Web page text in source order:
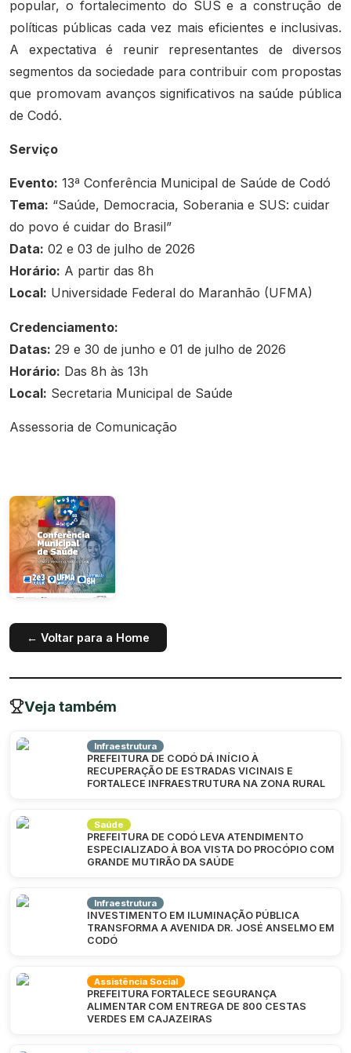
popular, o fortalecimento do SUS e a construção de
políticas públicas cada vez mais eficientes e inclusivas.
A expectativa é reunir representantes de diversos
segmentos da sociedade para contribuir com propostas
que promovam avanços significativos na saúde pública
de Codó.
Serviço
Evento: 13ª Conferência Municipal de Saúde de Codó
Tema: “Saúde, Democracia, Soberania e SUS: cuidar
do povo é cuidar do Brasil”
Data: 02 e 03 de julho de 2026
Horário: A partir das 8h
Local: Universidade Federal do Maranhão (UFMA)
Credenciamento:
Datas: 29 e 30 de junho e 01 de julho de 2026
Horário: Das 8h às 13h
Local: Secretaria Municipal de Saúde
Assessoria de Comunicação
← Voltar para a Home
Veja também
Infraestrutura
PREFEITURA DE CODÓ DÁ INÍCIO À
RECUPERAÇÃO DE ESTRADAS VICINAIS E
FORTALECE INFRAESTRUTURA NA ZONA RURAL
Saúde
PREFEITURA DE CODÓ LEVA ATENDIMENTO
ESPECIALIZADO À BOA VISTA DO PROCÓPIO COM
GRANDE MUTIRÃO DA SAÚDE
Infraestrutura
INVESTIMENTO EM ILUMINAÇÃO PÚBLICA
TRANSFORMA A AVENIDA DR. JOSÉ ANSELMO EM
CODÓ
Assistência Social
PREFEITURA FORTALECE SEGURANÇA
ALIMENTAR COM ENTREGA DE 800 CESTAS
VERDES EM CAJAZEIRAS